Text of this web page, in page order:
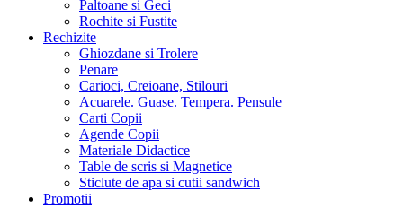
Paltoane si Geci
Rochite si Fustite
Rechizite
Ghiozdane si Trolere
Penare
Carioci, Creioane, Stilouri
Acuarele. Guase. Tempera. Pensule
Carti Copii
Agende Copii
Materiale Didactice
Table de scris si Magnetice
Sticlute de apa si cutii sandwich
Promotii